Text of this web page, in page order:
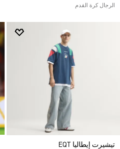
الرجال كرة القدم
تيشيرت إيطاليا EQT